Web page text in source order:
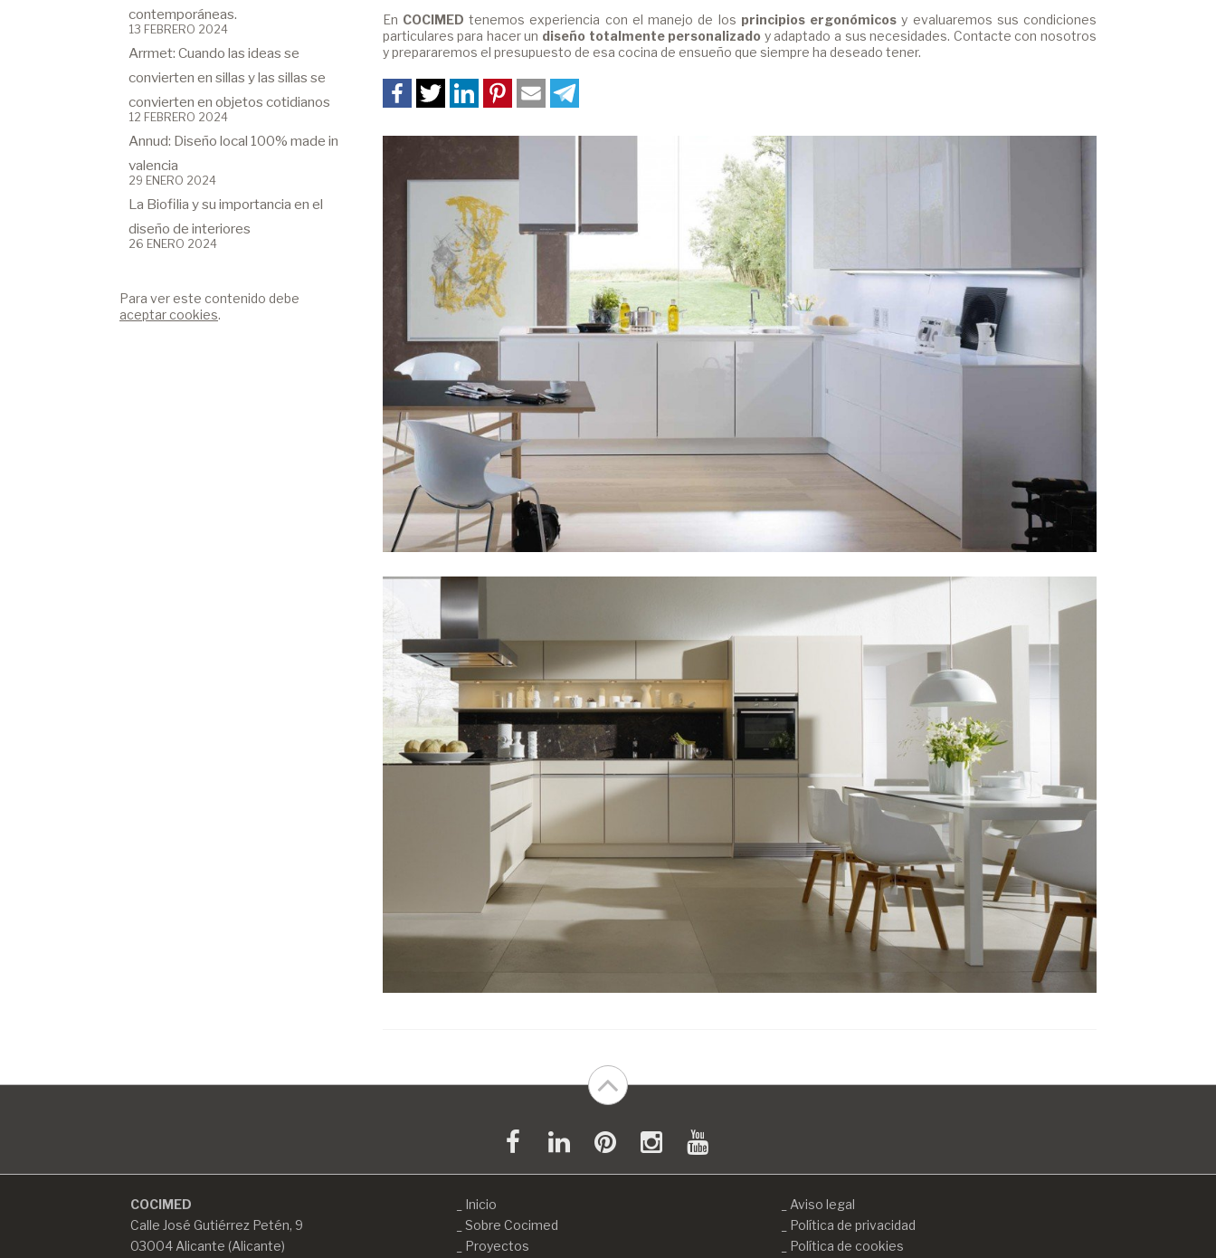
contemporáneas.
13 FEBRERO 2024
Arrmet: Cuando las ideas se
convierten en sillas y las sillas se
convierten en objetos cotidianos
12 FEBRERO 2024
Annud: Diseño local 100% made in
valencia
29 ENERO 2024
La Biofilia y su importancia en el
diseño de interiores
26 ENERO 2024
Para ver este contenido debe
aceptar cookies.
En COCIMED tenemos experiencia con el manejo de los principios ergonómicos y evaluaremos sus condiciones
particulares para hacer un diseño totalmente personalizado y adaptado a sus necesidades. Contacte con nosotros
y prepararemos el presupuesto de esa cocina de ensueño que siempre ha deseado tener.
COCIMED
Calle José Gutiérrez Petén, 9
03004 Alicante (Alicante)
Inicio
Sobre Cocimed
Proyectos
Aviso legal
Política de privacidad
Política de cookies